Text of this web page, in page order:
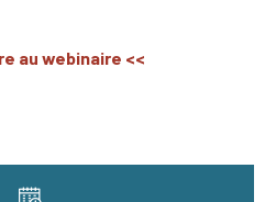
au webinaire <<